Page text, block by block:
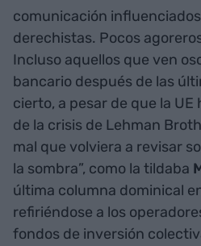
comunicación
derechistas. Pocos
Incluso aquellos que ven
bancario después de las
cierto, a pesar de que la UE
de la crisis de Lehman
mal que volviera a revisar
la sombra”, como la tildaba
última columna dominical
refiriéndose a los
fondos de inversión